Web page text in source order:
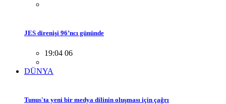
JES direnişi 96’ncı gününde
19:04 06
DÜNYA
Tunus'ta yeni bir medya dilinin oluşması için çağrı